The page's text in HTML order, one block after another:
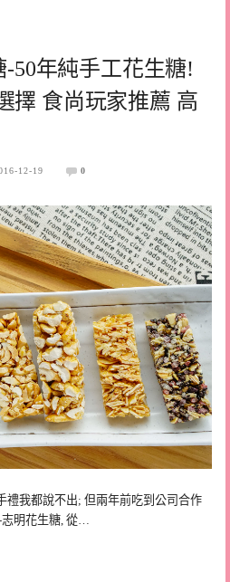
50年純手工花生糖!
擇 食尚玩家推薦 高
12-19 0
禮我都說不出; 但兩年前吃到公司合作
明花生糖, 從…